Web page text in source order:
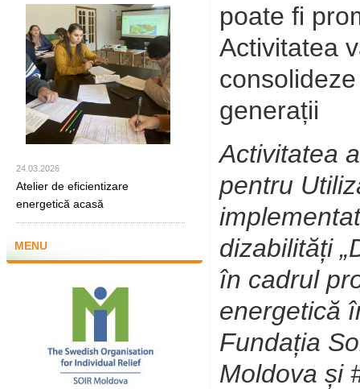
24.03.2026
Atelier de eficientizare
energetică acasă
MENU
poate fi
Activitatea
generații
Activitatea
pentru
dizabilități
în cadrul
energetică
Fundația
Moldova și